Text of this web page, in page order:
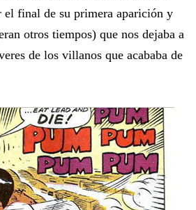
el final de su primera aparición y
otros tiempos) que nos dejaba a
de los villanos que acababa de